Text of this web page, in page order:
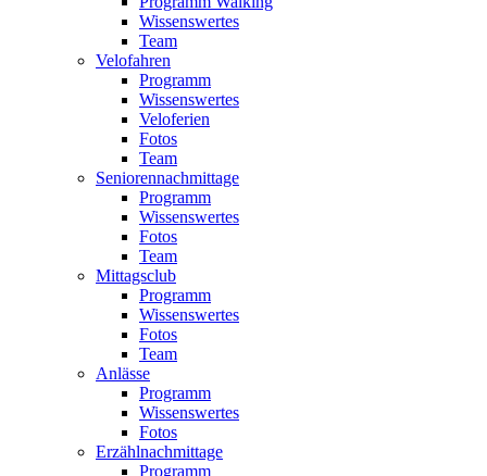
Wissenswertes
Team
Velofahren
Programm
Wissenswertes
Veloferien
Fotos
Team
Seniorennachmittage
Programm
Wissenswertes
Fotos
Team
Mittagsclub
Programm
Wissenswertes
Fotos
Team
Anlässe
Programm
Wissenswertes
Fotos
Erzählnachmittage
Programm